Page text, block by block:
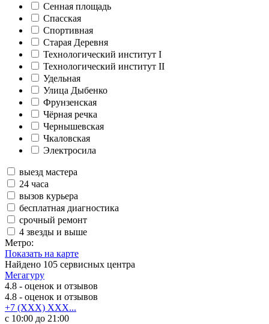
Сенная площадь
Спасская
Спортивная
Старая Деревня
Технологический институт I
Технологический институт II
Удельная
Улица Дыбенко
Фрунзенская
Чёрная речка
Чернышевская
Чкаловская
Электросила
выезд мастера
24 часа
вызов курьера
бесплатная диагностика
срочный ремонт
4 звезды и выше
Метро:
Показать на карте
Найдено 105 сервисных центра
Мегагуру
4.8 - оценок и отзывов
4.8 - оценок и отзывов
+7 (XXX) XXX...
с 10:00 до 21:00